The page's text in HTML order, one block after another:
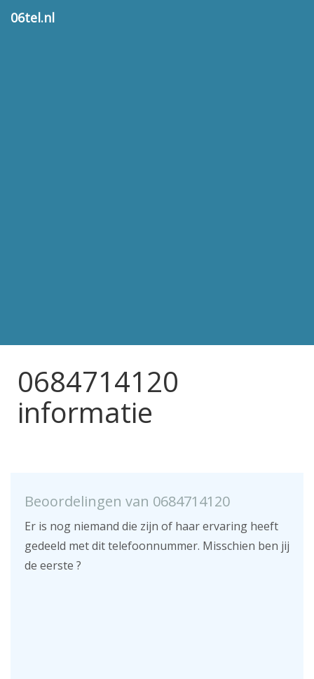
06tel.nl
0684714120
informatie
Beoordelingen van 0684714120
Er is nog niemand die zijn of haar ervaring heeft
gedeeld met dit telefoonnummer. Misschien ben jij
de eerste ?